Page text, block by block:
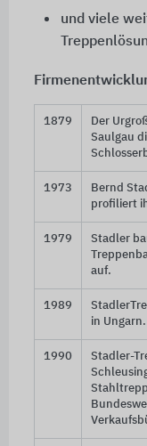
und viele
1879
Der
Saulgau
1973
Bernd
profiliert
1979
Stadler
auf.
1989
in Ungarn.
1990
Stadler-